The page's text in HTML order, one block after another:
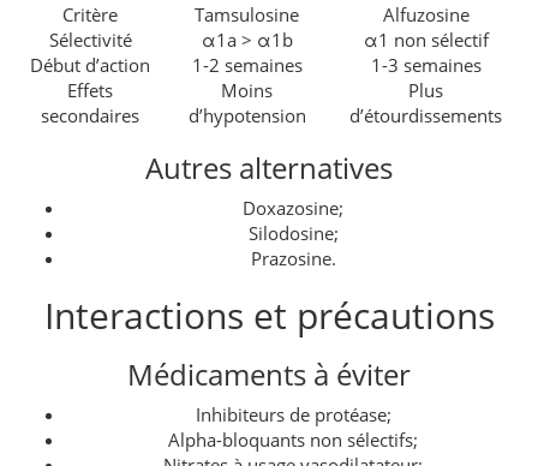
Critère Tamsulosine
Alfuzosine
Sélectivité
α1a > α1b
α1 non sélectif
Début d’action
1-2 semaines
1-3 semaines
Effets
secondaires
Moins
d’hypotension
Plus
d’étourdissements
Autres alternatives
Doxazosine;
Silodosine;
Prazosine.
Interactions et précautions
Médicaments à éviter
Inhibiteurs de protéase;
Alpha-bloquants non sélectifs;